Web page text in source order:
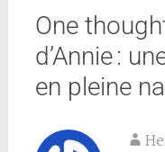
One
d’Annie :
en pleine